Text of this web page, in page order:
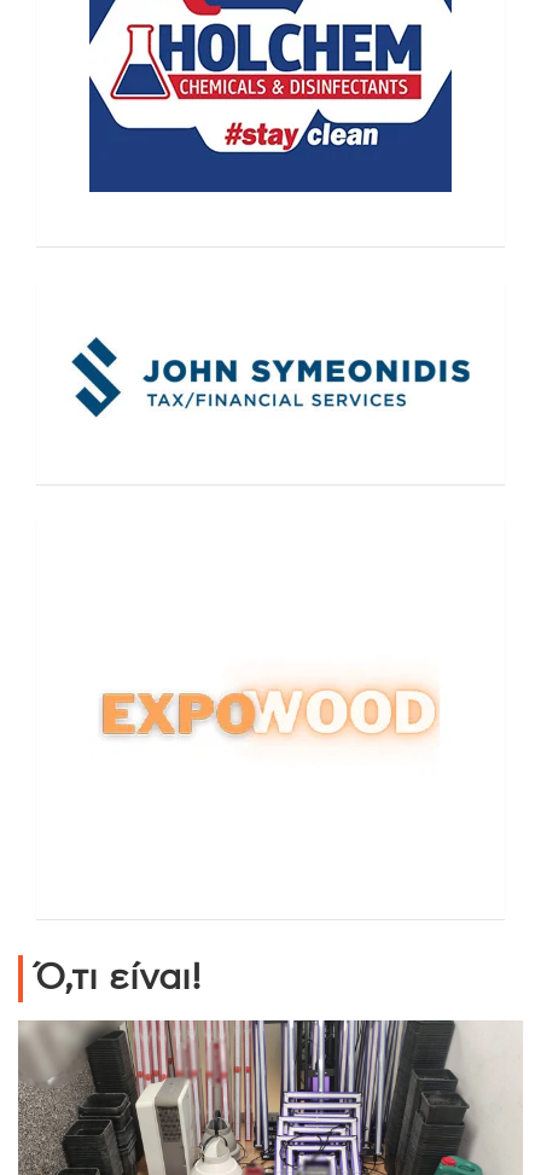
Ό,τι είναι!